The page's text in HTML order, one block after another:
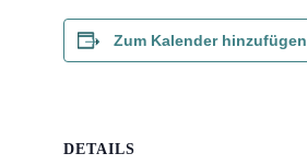
Zum Kalender hinzufügen
DETAILS